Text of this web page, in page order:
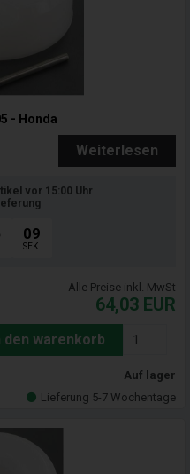
- Honda
Weiterlesen
vor 15:00 Uhr
07
SEK.
Alle Preise inkl. MwSt
64,03 EUR
den warenkorb
Auf lager
Lieferung 5-7 Wochentage